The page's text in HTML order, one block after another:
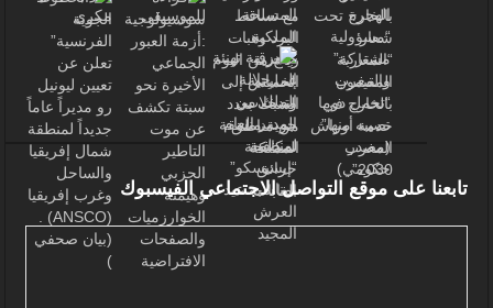
تابعنا على موقع التواصل الاجتماعي الفيسبوك